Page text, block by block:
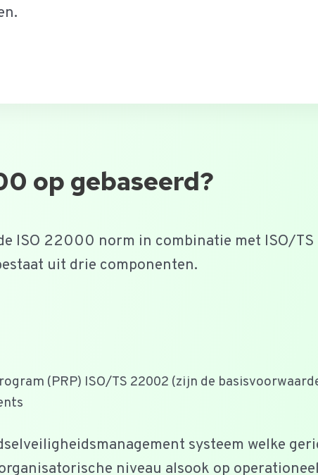
op gebaseerd?
ISO 22000 norm in combinatie met ISO/
uit drie componenten.
(PRP) ISO/TS 22002 (zijn de
systeem welke
niveau alsook op